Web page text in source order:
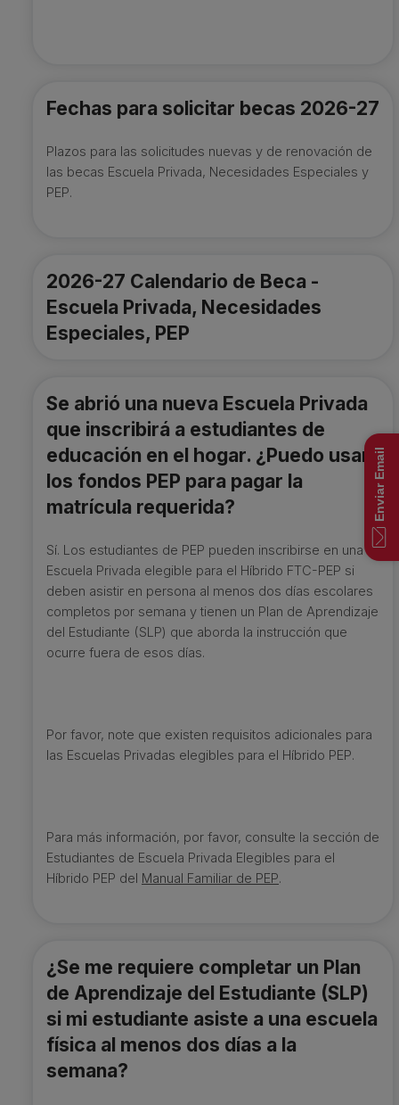
Fechas para solicitar becas 2026-27
Plazos para las solicitudes nuevas y de renovación de
las becas Escuela Privada, Necesidades Especiales y
PEP.
2026-27 Calendario de Beca -
Escuela Privada, Necesidades
Especiales, PEP
Se abrió una nueva Escuela Privada
que inscribirá a estudiantes de
educación en el hogar. ¿Puedo usar
los fondos PEP para pagar la
matrícula requerida?
Sí. Los estudiantes de PEP pueden inscribirse en una
Escuela Privada elegible para el Híbrido FTC-PEP si
deben asistir en persona al menos dos días escolares
completos por semana y tienen un Plan de Aprendizaje
del Estudiante (SLP) que aborda la instrucción que
ocurre fuera de esos días.
Por favor, note que existen requisitos adicionales para
las Escuelas Privadas elegibles para el Híbrido PEP.
Para más información, por favor, consulte la sección de
Estudiantes de Escuela Privada Elegibles para el
Híbrido PEP del Manual Familiar de PEP.
¿Se me requiere completar un Plan
de Aprendizaje del Estudiante (SLP)
si mi estudiante asiste a una escuela
física al menos dos días a la
semana?
Enviar Email